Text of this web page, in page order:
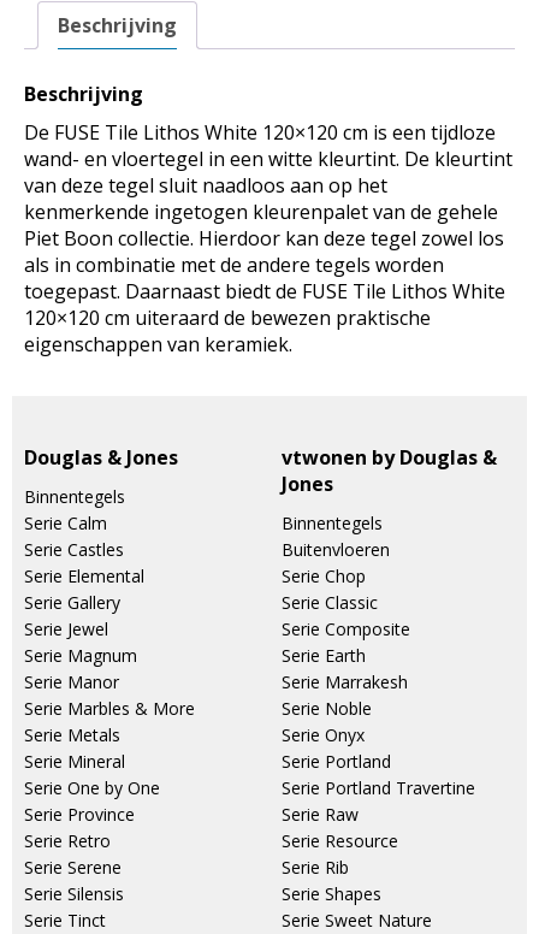
Tile
Lithos
120x120
Beschrijving
Beschrijving
De FUSE Tile Lithos White 120×120 cm is een tijdloze
wand- en vloertegel in een witte kleurtint. De kleurtint
van deze tegel sluit naadloos aan op het
kenmerkende ingetogen kleurenpalet van de gehele
Piet Boon collectie. Hierdoor kan deze tegel zowel los
als in combinatie met de andere tegels worden
toegepast. Daarnaast biedt de FUSE Tile Lithos White
120×120 cm uiteraard de bewezen praktische
eigenschappen van keramiek.
Douglas & Jones
Binnentegels
Serie Calm
Serie Castles
Serie Elemental
Serie Gallery
Serie Jewel
Serie Magnum
Serie Manor
Serie Marbles & More
Serie Metals
Serie Mineral
Serie One by One
Serie Province
Serie Retro
Serie Serene
Serie Silensis
Serie Tinct
vtwonen by Douglas &
Jones
Binnentegels
Buitenvloeren
Serie Chop
Serie Classic
Serie Composite
Serie Earth
Serie Marrakesh
Serie Noble
Serie Onyx
Serie Portland
Serie Portland Travertine
Serie Raw
Serie Resource
Serie Rib
Serie Shapes
Serie Sweet Nature